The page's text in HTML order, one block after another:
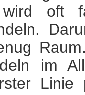
wird oft
im
Linie